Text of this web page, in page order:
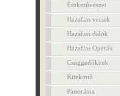
Étökművészet
Hazafias versek
Hazafias dalok
Hazafias Operák
Csüggedőknek
Kitekintő
Panoráma